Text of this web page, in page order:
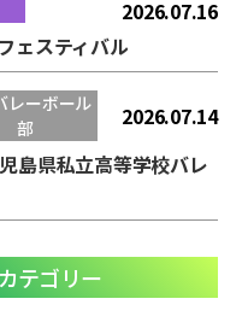
2026.07.16
ェスティバル
レーボール
部
2026.07.14
島県私立高等学校バレ
カテゴリー